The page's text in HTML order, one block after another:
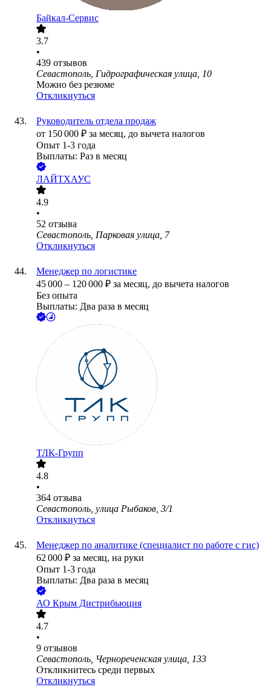
Байкал-Сервис
3.7
•
439 отзывов
Севастополь, Гидрографическая улица, 10
Можно без резюме
Откликнуться
Руководитель отдела продаж
от 150 000 ₽ за месяц, до вычета налогов
Опыт 1-3 года
Выплаты: Раз в месяц
ЛАЙТХАУС
4.9
•
52 отзыва
Севастополь, Парковая улица, 7
Откликнуться
Менеджер по логистике
45 000 – 120 000 ₽ за месяц, до вычета налогов
Без опыта
Выплаты: Два раза в месяц
ТЛК-Групп
4.8
•
364 отзыва
Севастополь, улица Рыбаков, 3/1
Откликнуться
Менеджер по аналитике (специалист по работе с гис)
62 000 ₽ за месяц, на руки
Опыт 1-3 года
Выплаты: Два раза в месяц
АО Крым Дистрибьюция
4.7
•
9 отзывов
Севастополь, Чернореченская улица, 133
Откликнитесь среди первых
Откликнуться